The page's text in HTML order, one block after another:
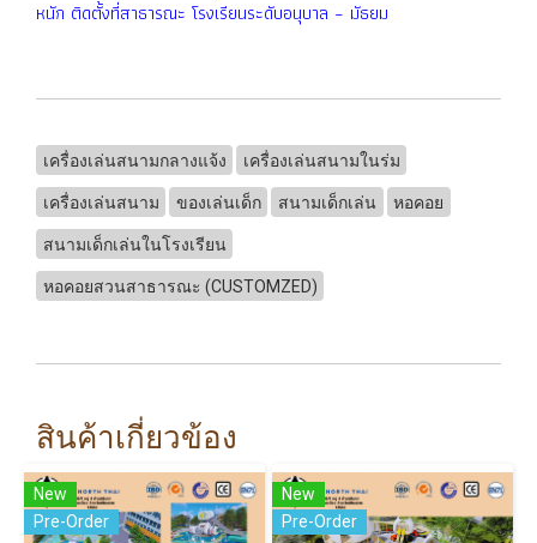
หนัก ติดตั้งที่สาธารณะ โรงเรียนระดับอนุบาล – มัธยม
เครื่องเล่นสนามกลางแจ้ง เครื่องเล่นสนามในร่ม
เครื่องเล่นสนาม ของเล่นเด็ก สนามเด็กเล่น หอคอย
สนามเด็กเล่นในโรงเรียน
หอคอยสวนสาธารณะ (CUSTOMZED)
สินค้าเกี่ยวข้อง
New
Pre-Order
New
Pre-Order